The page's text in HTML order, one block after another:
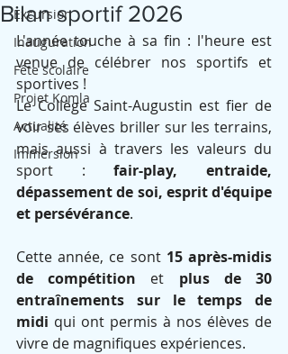
Excursion
Inauguration
Fête scolaire
Projet Komla
Actualité
Immersion
Bilan sportif 2026
L'année touche à sa fin : l'heure est
venue de célébrer nos sportifs et
sportives !
Le Collège Saint-Augustin est fier de
voir ses élèves briller sur les terrains,
mais aussi à travers les valeurs du
sport : fair-play, entraide,
dépassement de soi, esprit d'équipe
et persévérance.
Cette année, ce sont 15 après-midis
de compétition et plus de 30
entraînements sur le temps de
midi qui ont permis à nos élèves de
vivre de magnifiques expériences.